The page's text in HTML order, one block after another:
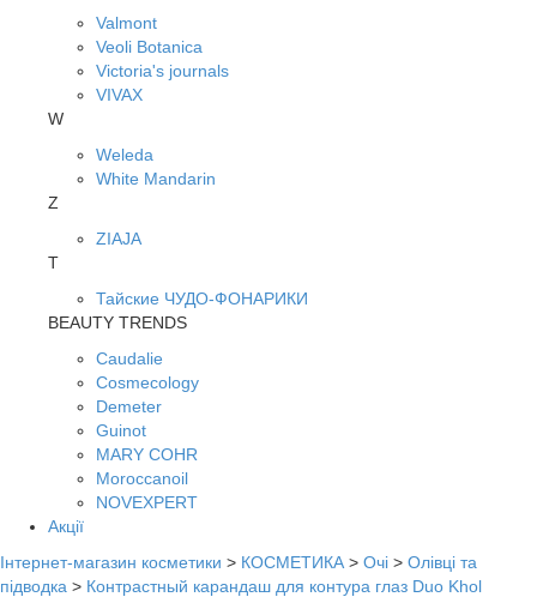
Valmont
Veoli Botanica
Victoria's journals
VIVAX
W
Weleda
White Mandarin
Z
ZIAJA
Т
Тайские ЧУДО-ФОНАРИКИ
BEAUTY TRENDS
Caudalie
Cosmecology
Demeter
Guinot
MARY COHR
Moroccanoil
NOVEXPERT
Акції
Інтернет-магазин косметики > КОСМЕТИКА > Очі > Олівці та
підводка > Контрастный карандаш для контура глаз Duo Khol